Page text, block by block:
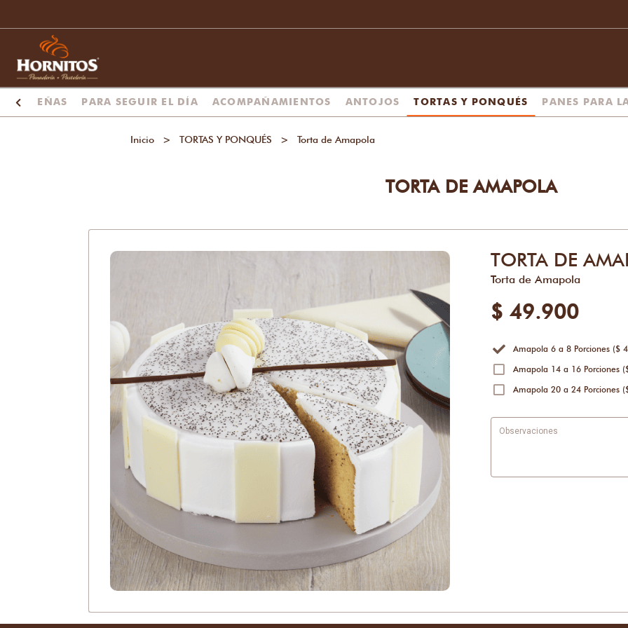
PARA SEGUIR EL DÍA ACOMPAÑAMIENTOS ANTOJOS TORTAS Y PONQUÉS PANES PARA
Inicio > TORTAS Y PONQUÉS > Torta de Amapola
TORTA DE AMAPOLA
TORTA DE
Torta de Amapola
$ 49.900
Amapola 6 a 8 Porciones ($
Amapola 14 a 16 Porciones
Amapola 20 a 24 Porciones
Observaciones